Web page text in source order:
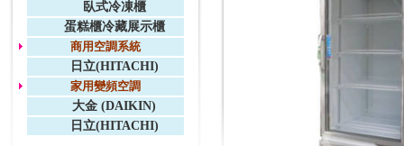
臥式冷凍櫃
蛋糕櫃冷藏展示櫃
商用空調系統
日立(HITACHI)
家用變頻空調
大金 (DAIKIN)
日立(HITACHI)